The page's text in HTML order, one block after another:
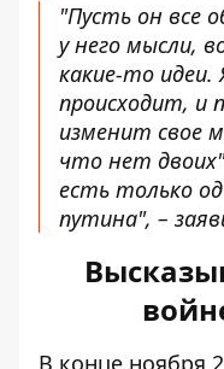
"Пусть он все
у него мысли,
какие-то
происходит, и
изменит свое
что нет
есть только
путина", –
В конце ноября